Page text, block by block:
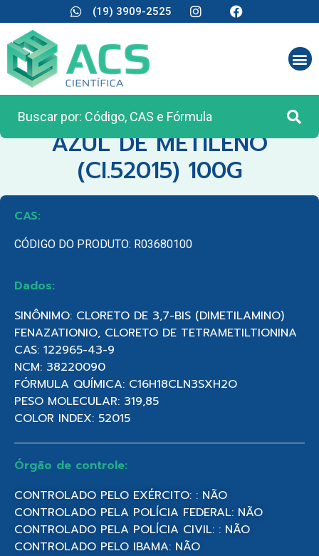
(19) 3909-2525
CATEGORIA:REAGENTES ANALÍTICOS
AZUL DE METILENO
(CI.52015) 100G
CAS:
CÓDIGO DO PRODUTO: R03680100
Dados:
SINÔNIMO: CLORETO DE 3,7-BIS (DIMETILAMINO)
FENAZATIONIO, CLORETO DE TETRAMETILTIONINA
CAS: 122965-43-9
NCM: 38220090
FÓRMULA QUÍMICA: C16H18CLN3SXH2O
PESO MOLECULAR: 319,85
COLOR INDEX: 52015
Órgão de controle:
CONTROLADO PELO EXÉRCITO: : NÃO
CONTROLADO PELA POLÍCIA FEDERAL: NÃO
CONTROLADO PELA POLÍCIA CIVIL: : NÃO
CONTROLADO PELO IBAMA: NÃO